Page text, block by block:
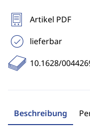
Artikel PDF
lieferbar
10.1628/
Beschreibung